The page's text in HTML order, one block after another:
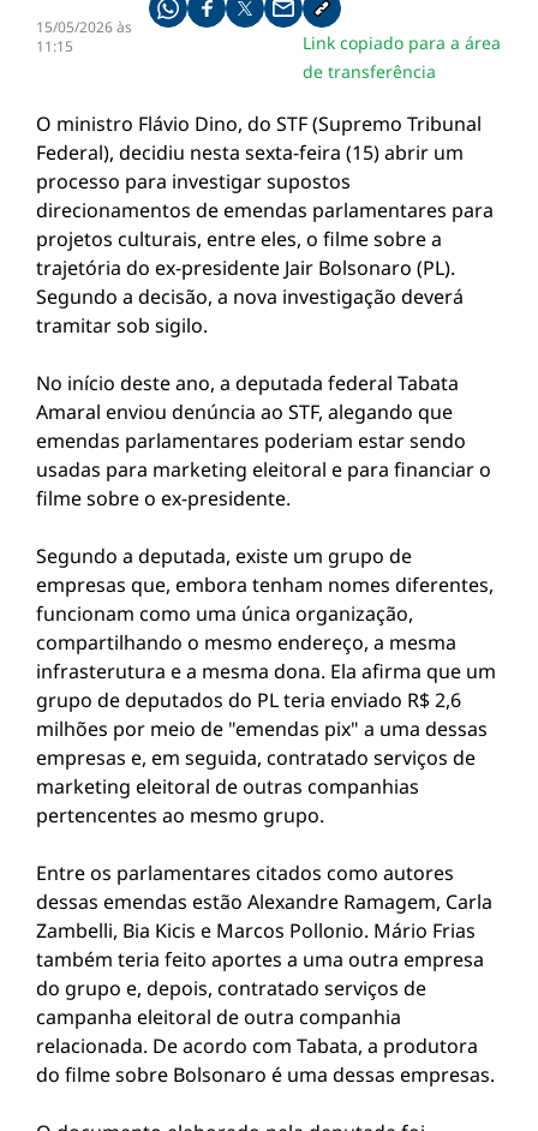
15/05/2026 às
11:15
Compartilhe pelo whatsapp
Compartilhar no facebook
Compartilhar no twitter
Compartilhe pelo email
Copiar link da notícia
Link copiado para a área
de transferência
O ministro Flávio Dino, do STF (Supremo Tribunal
Federal), decidiu nesta sexta-feira (15) abrir um
processo para investigar supostos
direcionamentos de emendas parlamentares para
projetos culturais, entre eles, o filme sobre a
trajetória do ex-presidente Jair Bolsonaro (PL).
Segundo a decisão, a nova investigação deverá
tramitar sob sigilo.
No início deste ano, a deputada federal Tabata
Amaral enviou denúncia ao STF, alegando que
emendas parlamentares poderiam estar sendo
usadas para marketing eleitoral e para financiar o
filme sobre o ex-presidente.
Segundo a deputada, existe um grupo de
empresas que, embora tenham nomes diferentes,
funcionam como uma única organização,
compartilhando o mesmo endereço, a mesma
infrasterutura e a mesma dona. Ela afirma que um
grupo de deputados do PL teria enviado R$ 2,6
milhões por meio de "emendas pix" a uma dessas
empresas e, em seguida, contratado serviços de
marketing eleitoral de outras companhias
pertencentes ao mesmo grupo.
Entre os parlamentares citados como autores
dessas emendas estão Alexandre Ramagem, Carla
Zambelli, Bia Kicis e Marcos Pollonio. Mário Frias
também teria feito aportes a uma outra empresa
do grupo e, depois, contratado serviços de
campanha eleitoral de outra companhia
relacionada. De acordo com Tabata, a produtora
do filme sobre Bolsonaro é uma dessas empresas.